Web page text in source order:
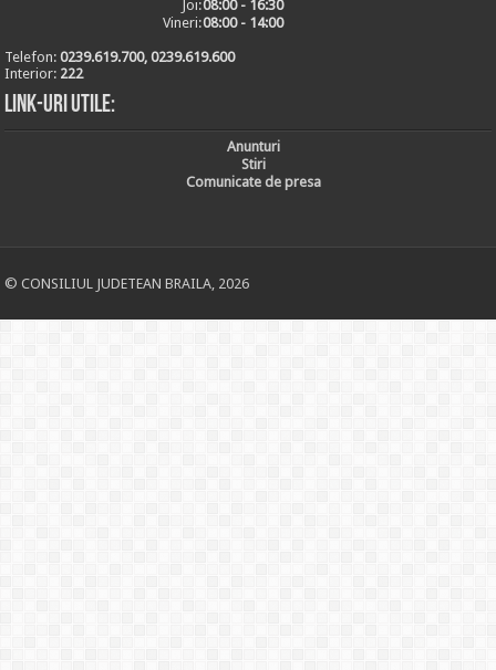
Joi:08:00 - 16:30
Vineri:08:00 - 14:00
Telefon:0239.619.700, 0239.619.600
Interior: 222
Link-uri utile:
Anunturi
Stiri
Comunicate de presa
© CONSILIUL JUDETEAN BRAILA, 2026